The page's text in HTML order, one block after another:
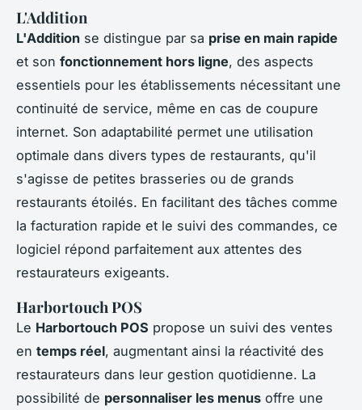
L'Addition
L'Addition se distingue par sa prise en main rapide
et son fonctionnement hors ligne, des aspects
essentiels pour les établissements nécessitant une
continuité de service, même en cas de coupure
internet. Son adaptabilité permet une utilisation
optimale dans divers types de restaurants, qu'il
s'agisse de petites brasseries ou de grands
restaurants étoilés. En facilitant des tâches comme
la facturation rapide et le suivi des commandes, ce
logiciel répond parfaitement aux attentes des
restaurateurs exigeants.
Harbortouch POS
Le Harbortouch POS propose un suivi des ventes
en temps réel, augmentant ainsi la réactivité des
restaurateurs dans leur gestion quotidienne. La
possibilité de personnaliser les menus offre une